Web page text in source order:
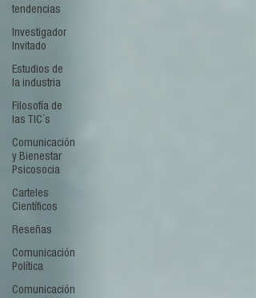
tendencias
Investigador
Invitado
Estudios de
la industria
Filosofía de
las TIC´s
Comunicación
y Bienestar
Psicosocia
Carteles
Científicos
Reseñas
Comunicación
Política
Comunicación